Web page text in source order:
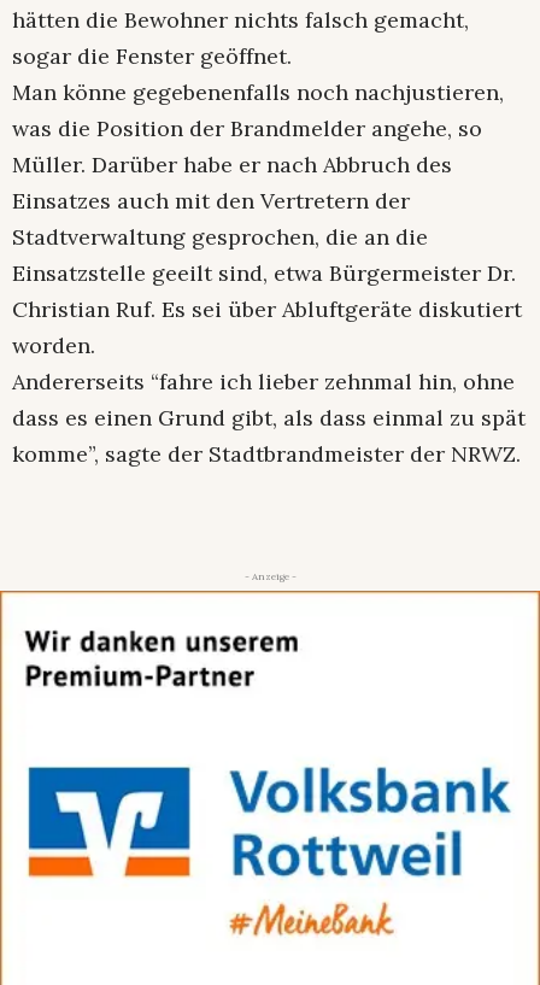
hätten die Bewohner nichts falsch gemacht,
sogar die Fenster geöffnet.
Man könne gegebenenfalls noch nachjustieren,
was die Position der Brandmelder angehe, so
Müller. Darüber habe er nach Abbruch des
Einsatzes auch mit den Vertretern der
Stadtverwaltung gesprochen, die an die
Einsatzstelle geeilt sind, etwa Bürgermeister Dr.
Christian Ruf. Es sei über Abluftgeräte diskutiert
worden.
Andererseits “fahre ich lieber zehnmal hin, ohne
dass es einen Grund gibt, als dass einmal zu spät
komme”, sagte der Stadtbrandmeister der NRWZ.
- Anzeige -